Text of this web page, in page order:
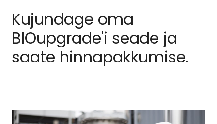
Kujundage oma
BIOupgrade'i seade ja
saate hinnapakkumise.